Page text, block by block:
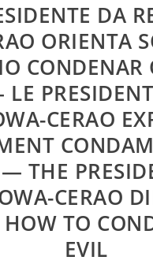
DA
ORIENTA
CONDENAR
CERAO
THE
CERAO
TO
EVIL